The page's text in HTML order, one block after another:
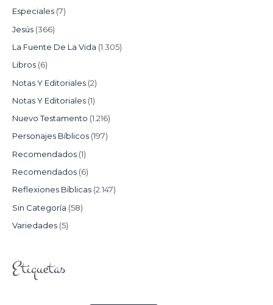
Especiales (7)
Jesús (366)
La Fuente De La Vida (1.305)
Libros (6)
Notas Y Editoriales (2)
Notas Y Editoriales (1)
Nuevo Testamento (1.216)
Personajes Bíblicos (197)
Recomendados (1)
Recomendados (6)
Reflexiones Bíblicas (2.147)
Sin Categoría (58)
Variedades (5)
Etiquetas